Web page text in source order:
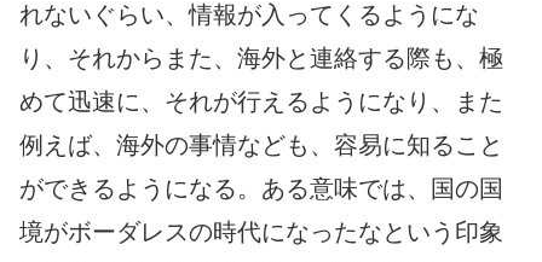
れないぐらい、情報が入ってくるようにな
り、それからまた、海外と連絡する際も、極
めて迅速に、それが行えるようになり、また
例えば、海外の事情なども、容易に知ること
ができるようになる。ある意味では、国の国
境がボーダレスの時代になったなという印象